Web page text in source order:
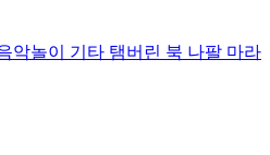
악놀이 기타 탬버린 북 나팔 마라